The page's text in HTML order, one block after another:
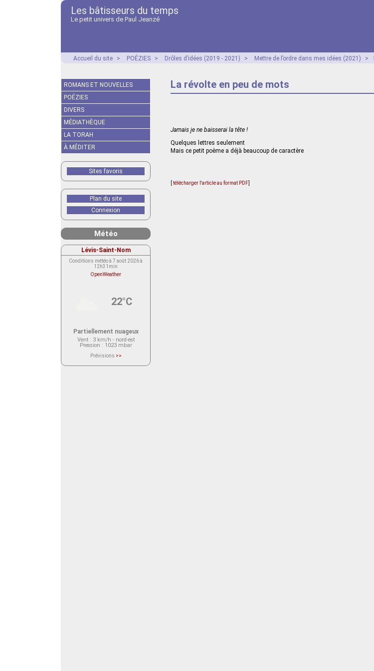
Les bâtisseurs du temps
Le petit univers de Paul Jeanzé
Accueil du site > POÉZIES > Drôles d’idées (2019 - 2021) > Mettre de l’ordre dans mes idées (2021) >
La révolte en peu de mots
Jamais je ne baisserai la tête !
Quelques lettres seulement
Mais ce petit poème a déjà beaucoup de caractère
télécharger l'article au format PDF
ROMANS ET NOUVELLES
POÉZIES
DIVERS
MÉDIATHÈQUE
LA TORAH
À MÉDITER
Sites favoris
Plan du site
Connexion
Météo
Lévis-Saint-Nom
Conditions météo à 7 août 2026 à
12h31min
OpenWeather
22°C
Partiellement nuageux
Vent: 3 km/h - nord-est
Pression : 1023 mbar
Prévisions >>
actuellement aucune prévision